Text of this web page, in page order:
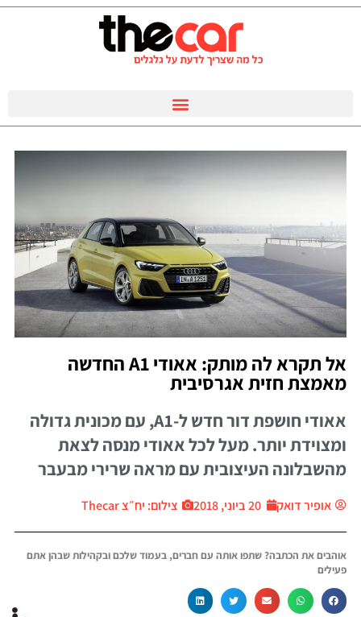
אל תקרא לה מותק: אאודי A1 החדשה
מאמצת חזית אגרסיבית
אאודי חושפת דור חדש ל-A1, עם מכונית גדולה
ומצוידת יותר. מעל לכל אאודי מנסה לצאת
מהשבלונה העיצובית עם מראה שרירי מבעבר
אופיר דואק 20 ביוני, 2018 צילום: יח״צ Thecar
אוהבים את הכתבה? שתפו אותה עם חברים, בעמוד שלכם ובקהילות שבהן אתם
פעילים